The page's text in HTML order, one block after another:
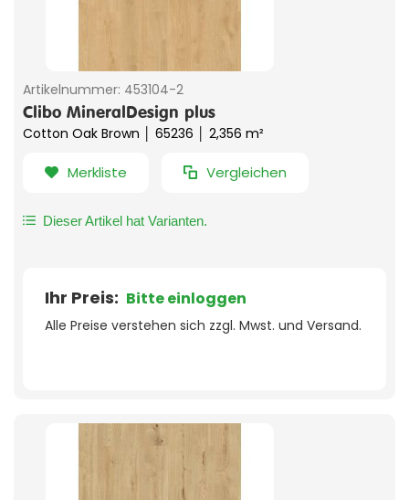
Artikelnummer: 453104-2
Clibo MineralDesign plus
Cotton Oak Brown │ 65236 │ 2,356 m²
Merkliste Vergleichen
Dieser Artikel hat Varianten.
Ihr Preis: Bitte einloggen
Alle Preise verstehen sich zzgl. Mwst. und Versand.